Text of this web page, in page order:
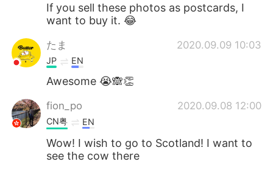
If you sell these photos as postcards, I
want to buy it. 😂
たま 2020.09.09 10:03
JP EN
Awesome 😭🙈👏
fion_po 2020.09.08 12:00
CN粤 EN
Wow! I wish to go to Scotland! I want to
see the cow there